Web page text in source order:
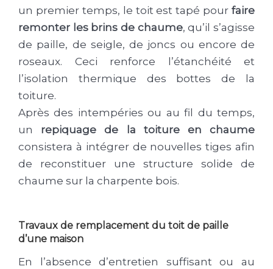
un premier temps, le toit est tapé pour faire
remonter les brins de chaume, qu’il s’agisse
de paille, de seigle, de joncs ou encore de
roseaux. Ceci renforce l’étanchéité et
l’isolation thermique des bottes de la
toiture.
Après des intempéries ou au fil du temps,
un repiquage de la toiture en chaume
consistera à intégrer de nouvelles tiges afin
de reconstituer une structure solide de
chaume sur la charpente bois.
Travaux de remplacement du toit de paille
d’une maison
En l’absence d’entretien suffisant ou au